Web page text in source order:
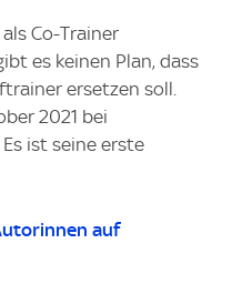
Co-Trainer
es keinen Plan, dass
ersetzen soll.
2021 bei
ist seine erste
auf